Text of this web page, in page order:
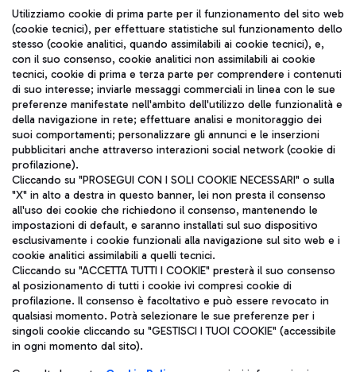
Seguici sui social
TRAVEL JOURNAL
ITA
Aeroporti di Roma S.p.A. - Società soggetta a direzione e
coordinamento di Mundys S.p.A.
Codice fiscale e Registro delle Imprese di Roma 13032990155 P.
IVA 06572251004
Capitale sociale 62.224.743,00 int. vers.
Sede legale: Via Pier Paolo Racchetti 1 - 00054 Fiumicino (RM)
telefono +39 06 65951
Utilizziamo cookie di prima parte per il funzionamento del sito web
(cookie tecnici), per effettuare statistiche sul funzionamento dello
stesso (cookie analitici, quando assimilabili ai cookie tecnici), e,
con il suo consenso, cookie analitici non assimilabili ai cookie
tecnici, cookie di prima e terza parte per comprendere i contenuti
di suo interesse; inviarle messaggi commerciali in linea con le sue
preferenze manifestate nell'ambito dell'utilizzo delle funzionalità e
della navigazione in rete; effettuare analisi e monitoraggio dei
suoi comportamenti; personalizzare gli annunci e le inserzioni
pubblicitari anche attraverso interazioni social network (cookie di
profilazione).
Cliccando su "PROSEGUI CON I SOLI COOKIE NECESSARI" o sulla
"X" in alto a destra in questo banner, lei non presta il consenso
all'uso dei cookie che richiedono il consenso, mantenendo le
impostazioni di default, e saranno installati sul suo dispositivo
esclusivamente i cookie funzionali alla navigazione sul sito web e i
cookie analitici assimilabili a quelli tecnici.
Cliccando su "ACCETTA TUTTI I COOKIE" presterà il suo consenso
al posizionamento di tutti i cookie ivi compresi cookie di
profilazione. Il consenso è facoltativo e può essere revocato in
qualsiasi momento. Potrà selezionare le sue preferenze per i
singoli cookie cliccando su "GESTISCI I TUOI COOKIE" (accessibile
in ogni momento dal sito).